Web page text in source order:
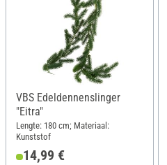
VBS Edeldennenslinger
"Eitra"
Lengte: 180 cm; Materiaal:
Kunststof
14,99 €